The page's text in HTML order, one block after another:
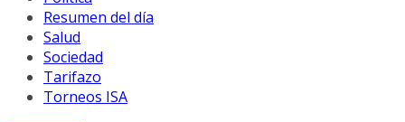
Resumen del día
Salud
Sociedad
Tarifazo
Torneos ISA